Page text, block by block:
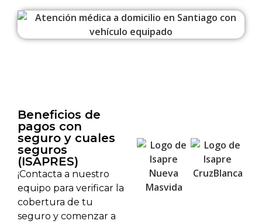
Beneficios de
pagos con
seguro y cuales
seguros
(ISAPRES)
¡Contacta a nuestro
equipo para verificar la
cobertura de tu
seguro y comenzar a